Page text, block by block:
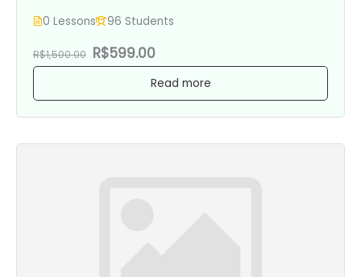
0 Lessons
96 Students
R$1,500.00 R$599.00
Read more